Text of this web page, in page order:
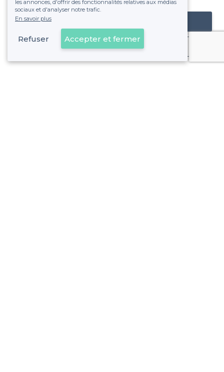
Référencer mon établissement
Déjà client
les annonces, d'offrir des fonctionnalités relatives aux médias
sociaux et d'analyser notre trafic.
En savoir plus
Refuser Accepter et fermer